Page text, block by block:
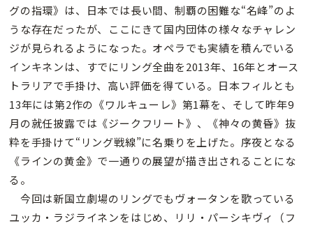
グの指環》は、日本では長い間、制覇の困難な“名峰”のよ
うな存在だったが、ここにきて国内団体の様々なチャレン
ジが見られるようになった。オペラでも実績を積んでいる
インキネンは、すでにリング全曲を2013年、16年とオース
トラリアで手掛け、高い評価を得ている。日本フィルとも
13年には第2作の《ワルキューレ》第1幕を、そして昨年9
月の就任披露では《ジークフリート》、《神々の黄昏》抜
粋を手掛けて“リング戦線”に名乗りを上げた。序夜となる
《ラインの黄金》で一通りの展望が描き出されることにな
る。
今回は新国立劇場のリングでもヴォータンを歌っている
ユッカ・ラジライネンをはじめ、リリ・パーシキヴィ（フ